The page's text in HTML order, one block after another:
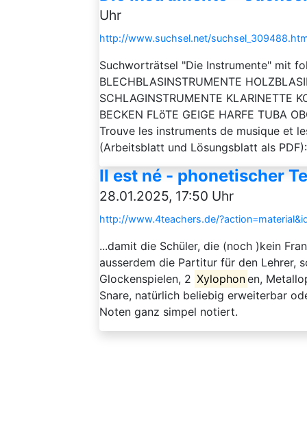
Uhr
http://www.suchsel.net/
Suchworträtsel "Die Instrumente" mit
BLECHBLASINSTRUMENTE
SCHLAGINSTRUMENTE KLARINETTE
BECKEN FLöTE GEIGE HARFE TUBA
Trouve les instruments de musique et
(Arbeitsblatt und Lösungsblatt als
Il est né - phonetischer
28.01.2025, 17:50 Uhr
http://www.4teachers.de/
...damit die Schüler, die (noch )kein
ausserdem die Partitur für den Lehrer,
Glockenspielen, 2 Xylophonen,
Snare, natürlich beliebig erweiterbar
Noten ganz simpel notiert.